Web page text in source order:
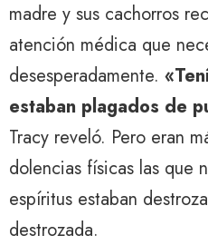
madre y sus cachorros
atención médica que
desesperadamente.
estaban plagados de
Tracy reveló. Pero eran
dolencias físicas las que
espíritus estaban
destrozada.